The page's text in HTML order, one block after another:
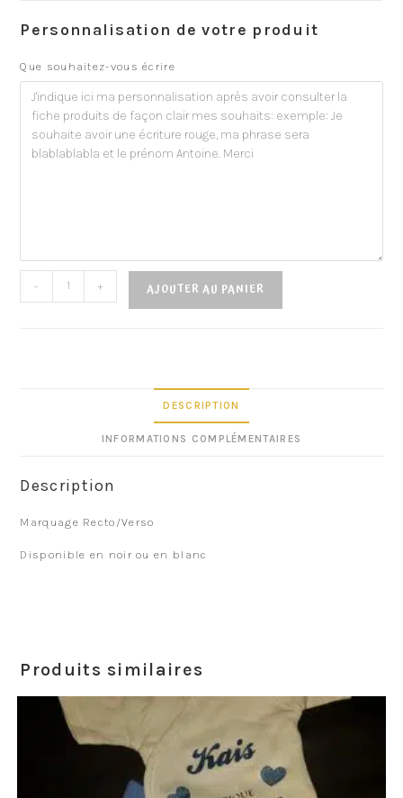
Personnalisation de votre produit
Que souhaitez-vous écrire
- + AJOUTER AU PANIER
DESCRIPTION
INFORMATIONS COMPLÉMENTAIRES
Description
Marquage Recto/Verso
Disponible en noir ou en blanc
Produits similaires